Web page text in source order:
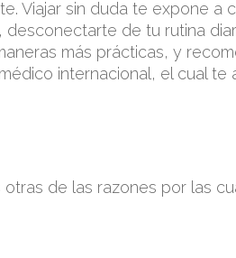
Viajar sin duda te expone a
de tu rutina
más prácticas, y
internacional, el cual
de las razones por las